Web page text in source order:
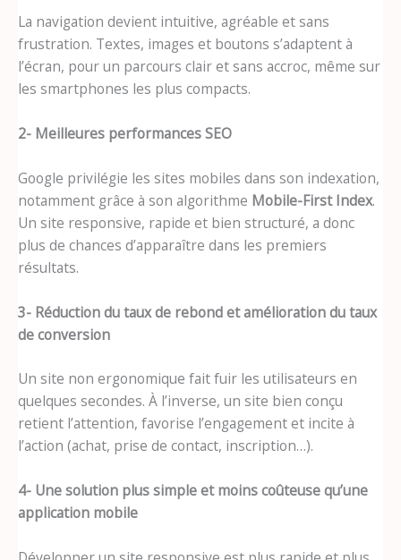
La navigation devient intuitive, agréable et sans
frustration. Textes, images et boutons s’adaptent à
l’écran, pour un parcours clair et sans accroc, même sur
les smartphones les plus compacts.
2- Meilleures performances SEO
Google privilégie les sites mobiles dans son indexation,
notamment grâce à son algorithme Mobile-First Index.
Un site responsive, rapide et bien structuré, a donc
plus de chances d’apparaître dans les premiers
résultats.
3- Réduction du taux de rebond et amélioration du taux
de conversion
Un site non ergonomique fait fuir les utilisateurs en
quelques secondes. À l’inverse, un site bien conçu
retient l’attention, favorise l’engagement et incite à
l’action (achat, prise de contact, inscription…).
4- Une solution plus simple et moins coûteuse qu’une
application mobile